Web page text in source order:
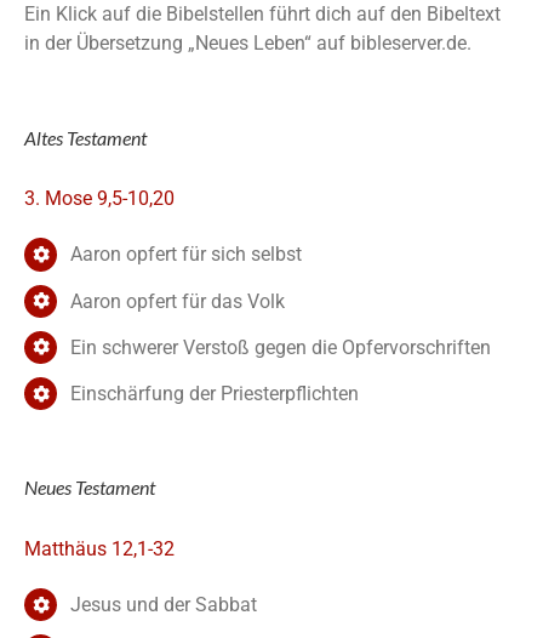
Ein Klick auf die Bibelstellen führt dich auf den Bibeltext
in der Übersetzung „Neues Leben“ auf bibleserver.de.
Altes Testament
3. Mose 9,5-10,20
Aaron opfert für sich selbst
Aaron opfert für das Volk
Ein schwerer Verstoß gegen die Opfervorschriften
Einschärfung der Priesterpflichten
Neues Testament
Matthäus 12,1-32
Jesus und der Sabbat